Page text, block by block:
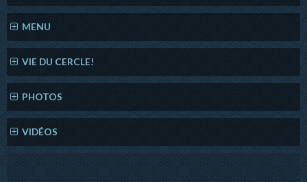
MENU
VIE DU CERCLE!
PHOTOS
VIDÉOS